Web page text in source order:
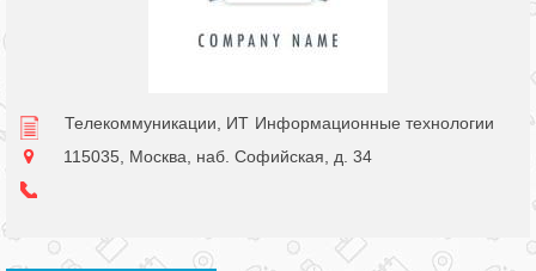
Телекоммуникации, ИТ Информационные технологии
115035, Москва, наб. Софийская, д. 34